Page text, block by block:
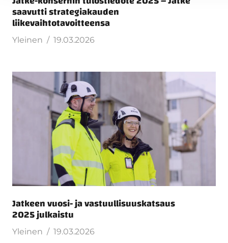
saavutti strategiakauden
liikevaihtotavoitteensa
Yleinen 19.03.2026
Jatkeen vuosi- ja vastuullisuuskatsaus
2025 julkaistu
Yleinen 19.03.2026